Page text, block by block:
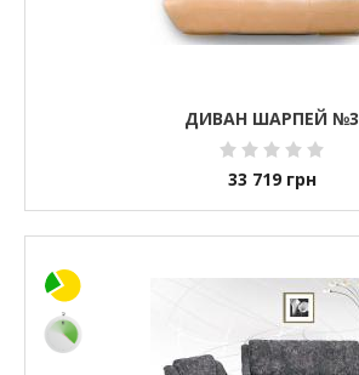
ДИВАН ШАРПЕЙ №3
33 719 грн